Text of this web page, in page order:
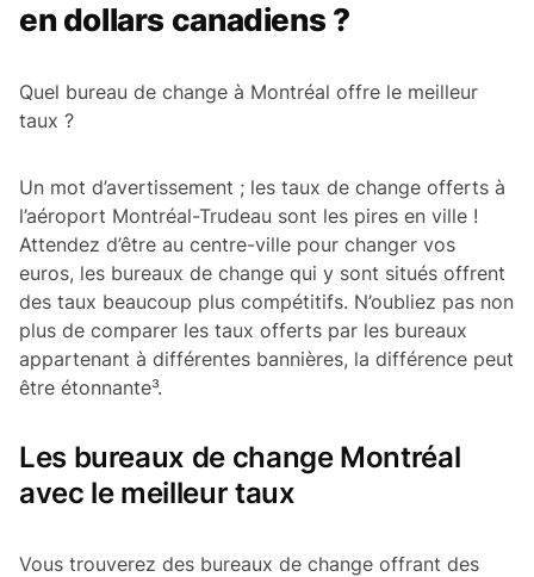
en dollars canadiens ?
Quel bureau de change à Montréal offre le meilleur
taux ?
Un mot d’avertissement ; les taux de change offerts à
l’aéroport Montréal-Trudeau sont les pires en ville !
Attendez d’être au centre-ville pour changer vos
euros, les bureaux de change qui y sont situés offrent
des taux beaucoup plus compétitifs. N’oubliez pas non
plus de comparer les taux offerts par les bureaux
appartenant à différentes bannières, la différence peut
être étonnante³.
Les bureaux de change Montréal
avec le meilleur taux
Vous trouverez des bureaux de change offrant des